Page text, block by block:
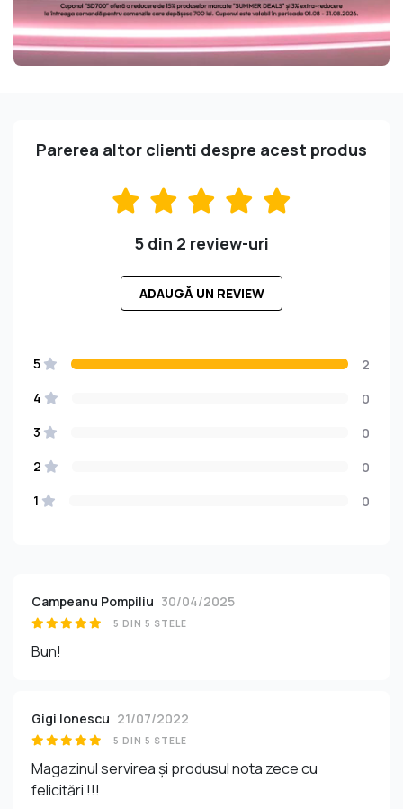
Parerea altor clienti despre acest produs
5 din 2 review-uri
ADAUGĂ UN REVIEW
5
2
4
0
3
0
2
0
1
0
Campeanu Pompiliu 30/04/2025
5 DIN 5 STELE
Bun!
Gigi Ionescu 21/07/2022
5 DIN 5 STELE
Magazinul servirea și produsul nota zece cu
felicitări !!!